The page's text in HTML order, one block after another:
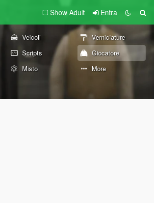
Show Adult Entra
Veicoli
Verniciature
Scripts
Giocatore
Misto More